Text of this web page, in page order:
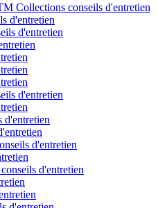
Collections conseils d'entretien
d'entretien
d'entretien
d'entretien
d'entretien
d'entretien
d'entretien